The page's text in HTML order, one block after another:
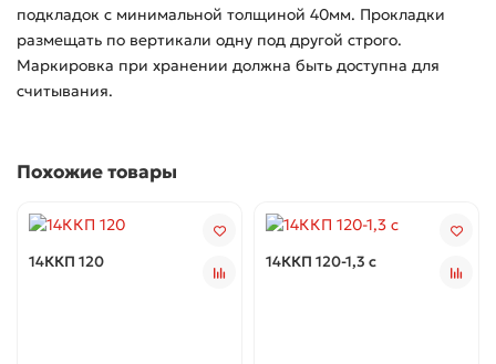
подкладок с минимальной толщиной 40мм. Прокладки
размещать по вертикали одну под другой строго.
Маркировка при хранении должна быть доступна для
считывания.
Похожие товары
14ККП 120 14ККП 120-1,3 с